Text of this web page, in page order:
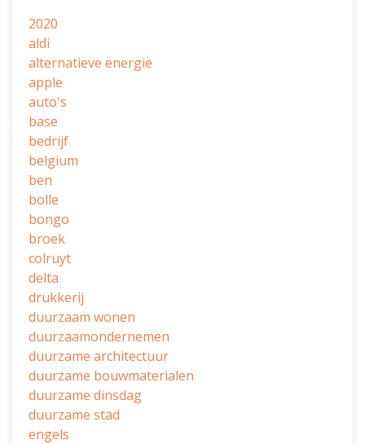
2020
aldi
alternatieve energie
apple
auto's
base
bedrijf
belgium
ben
bolle
bongo
broek
colruyt
delta
drukkerij
duurzaam wonen
duurzaamondernemen
duurzame architectuur
duurzame bouwmaterialen
duurzame dinsdag
duurzame stad
engels